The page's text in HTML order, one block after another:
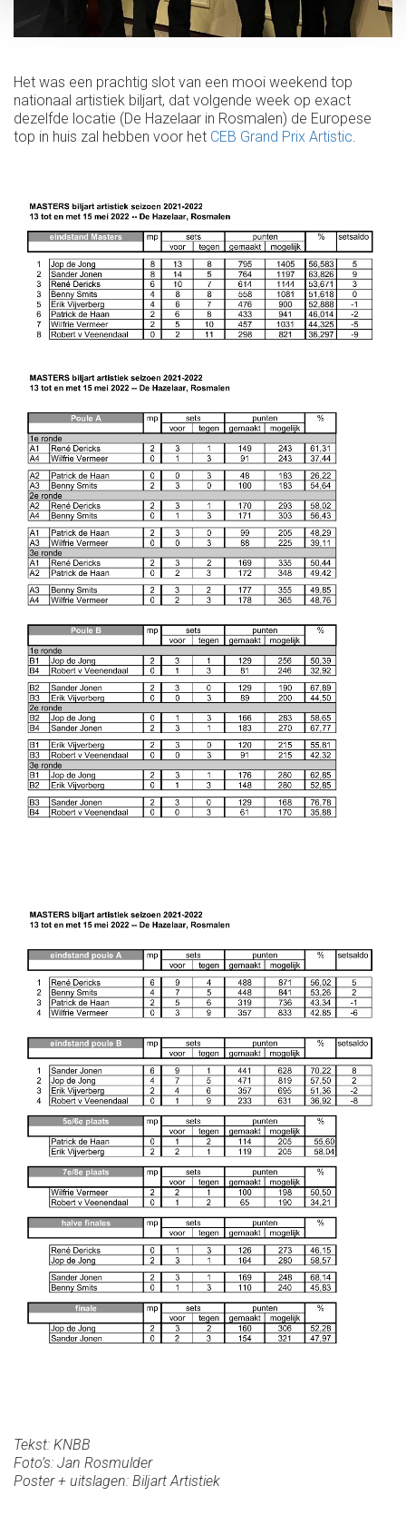
Het was een prachtig slot van een mooi weekend top
nationaal artistiek biljart, dat volgende week op exact
dezelfde locatie (De Hazelaar in Rosmalen) de Europese
top in huis zal hebben voor het CEB Grand Prix Artistic
Tekst: KNBB
Foto’s: Jan Rosmulder
Poster + uitslagen: Biljart Artistiek